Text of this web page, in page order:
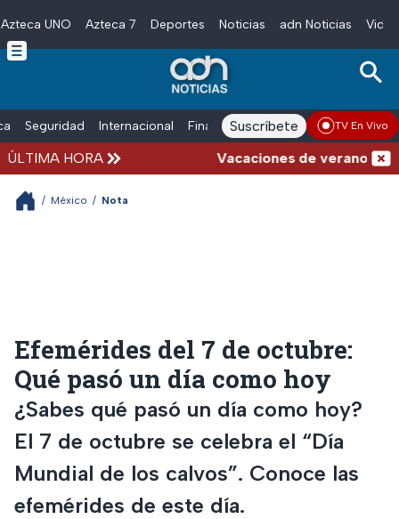
Skip to main content
Azteca UNO Azteca 7 Deportes Noticias adn Noticias
Seguridad Internacional Finanzas adn Noticias Radio
Suscríbete TV En Vivo
ÚLTIMA HORA Vacaciones de verano
/ México / Nota
Efemérides del 7 de octubre:
Qué pasó un día como hoy
¿Sabes qué pasó un día como hoy?
El 7 de octubre se celebra el “Día
Mundial de los calvos”. Conoce las
efemérides de este día.